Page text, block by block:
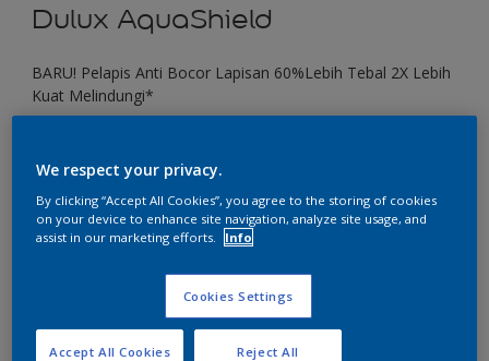
Dulux AquaShield
BARU! Pelapis Anti Bocor Lapisan 60%Lebih Tebal 2X Lebih
Kuat Melindungi*
Ukuran
4 KG
Jumlah Kalkulator cat
We respect your privacy.
By clicking “Accept All Cookies”, you agree to the storing of cookies
on your device to enhance site navigation, analyze site usage, and
assist in our marketing efforts.
Info
Cookies Settings
Reject All
Accept All Cookies